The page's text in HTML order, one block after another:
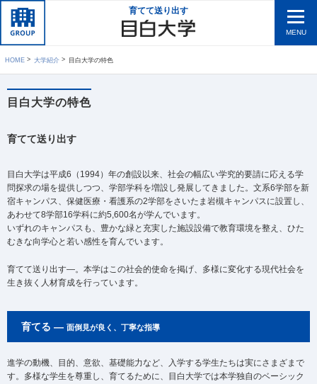
育てて送り出す
MENU
HOME 大学紹介 目白大学の特色
目白大学の特色
育てて送り出す
目白大学は平成6（1994）年の創設以来、社会の幅広い学究的要請に応える学
問探求の場を提供しつつ、学部学科を増設し発展してきました。文系6学部を新
宿キャンパス、保健医療・看護系の2学部をさいたま岩槻キャンパスに設置し、
あわせて8学部16学科に約5,600名が学んでいます。
いずれのキャンパスも、豊かな緑と充実した施設設備で教育環境を整え、ひた
むきな向学心と若い感性を育んでいます。
育てて送り出す―。本学はこの社会的使命を掲げ、多様に変化する現代社会を
生き抜く人材育成を行っています。
育てる ― 面倒見が良く、丁寧な指導
進学の動機、目的、意欲、基礎能力など、入学する学生たちは実にさまざまで
す。多様な学生を尊重し、育てるために、目白大学では本学独自のベーシック